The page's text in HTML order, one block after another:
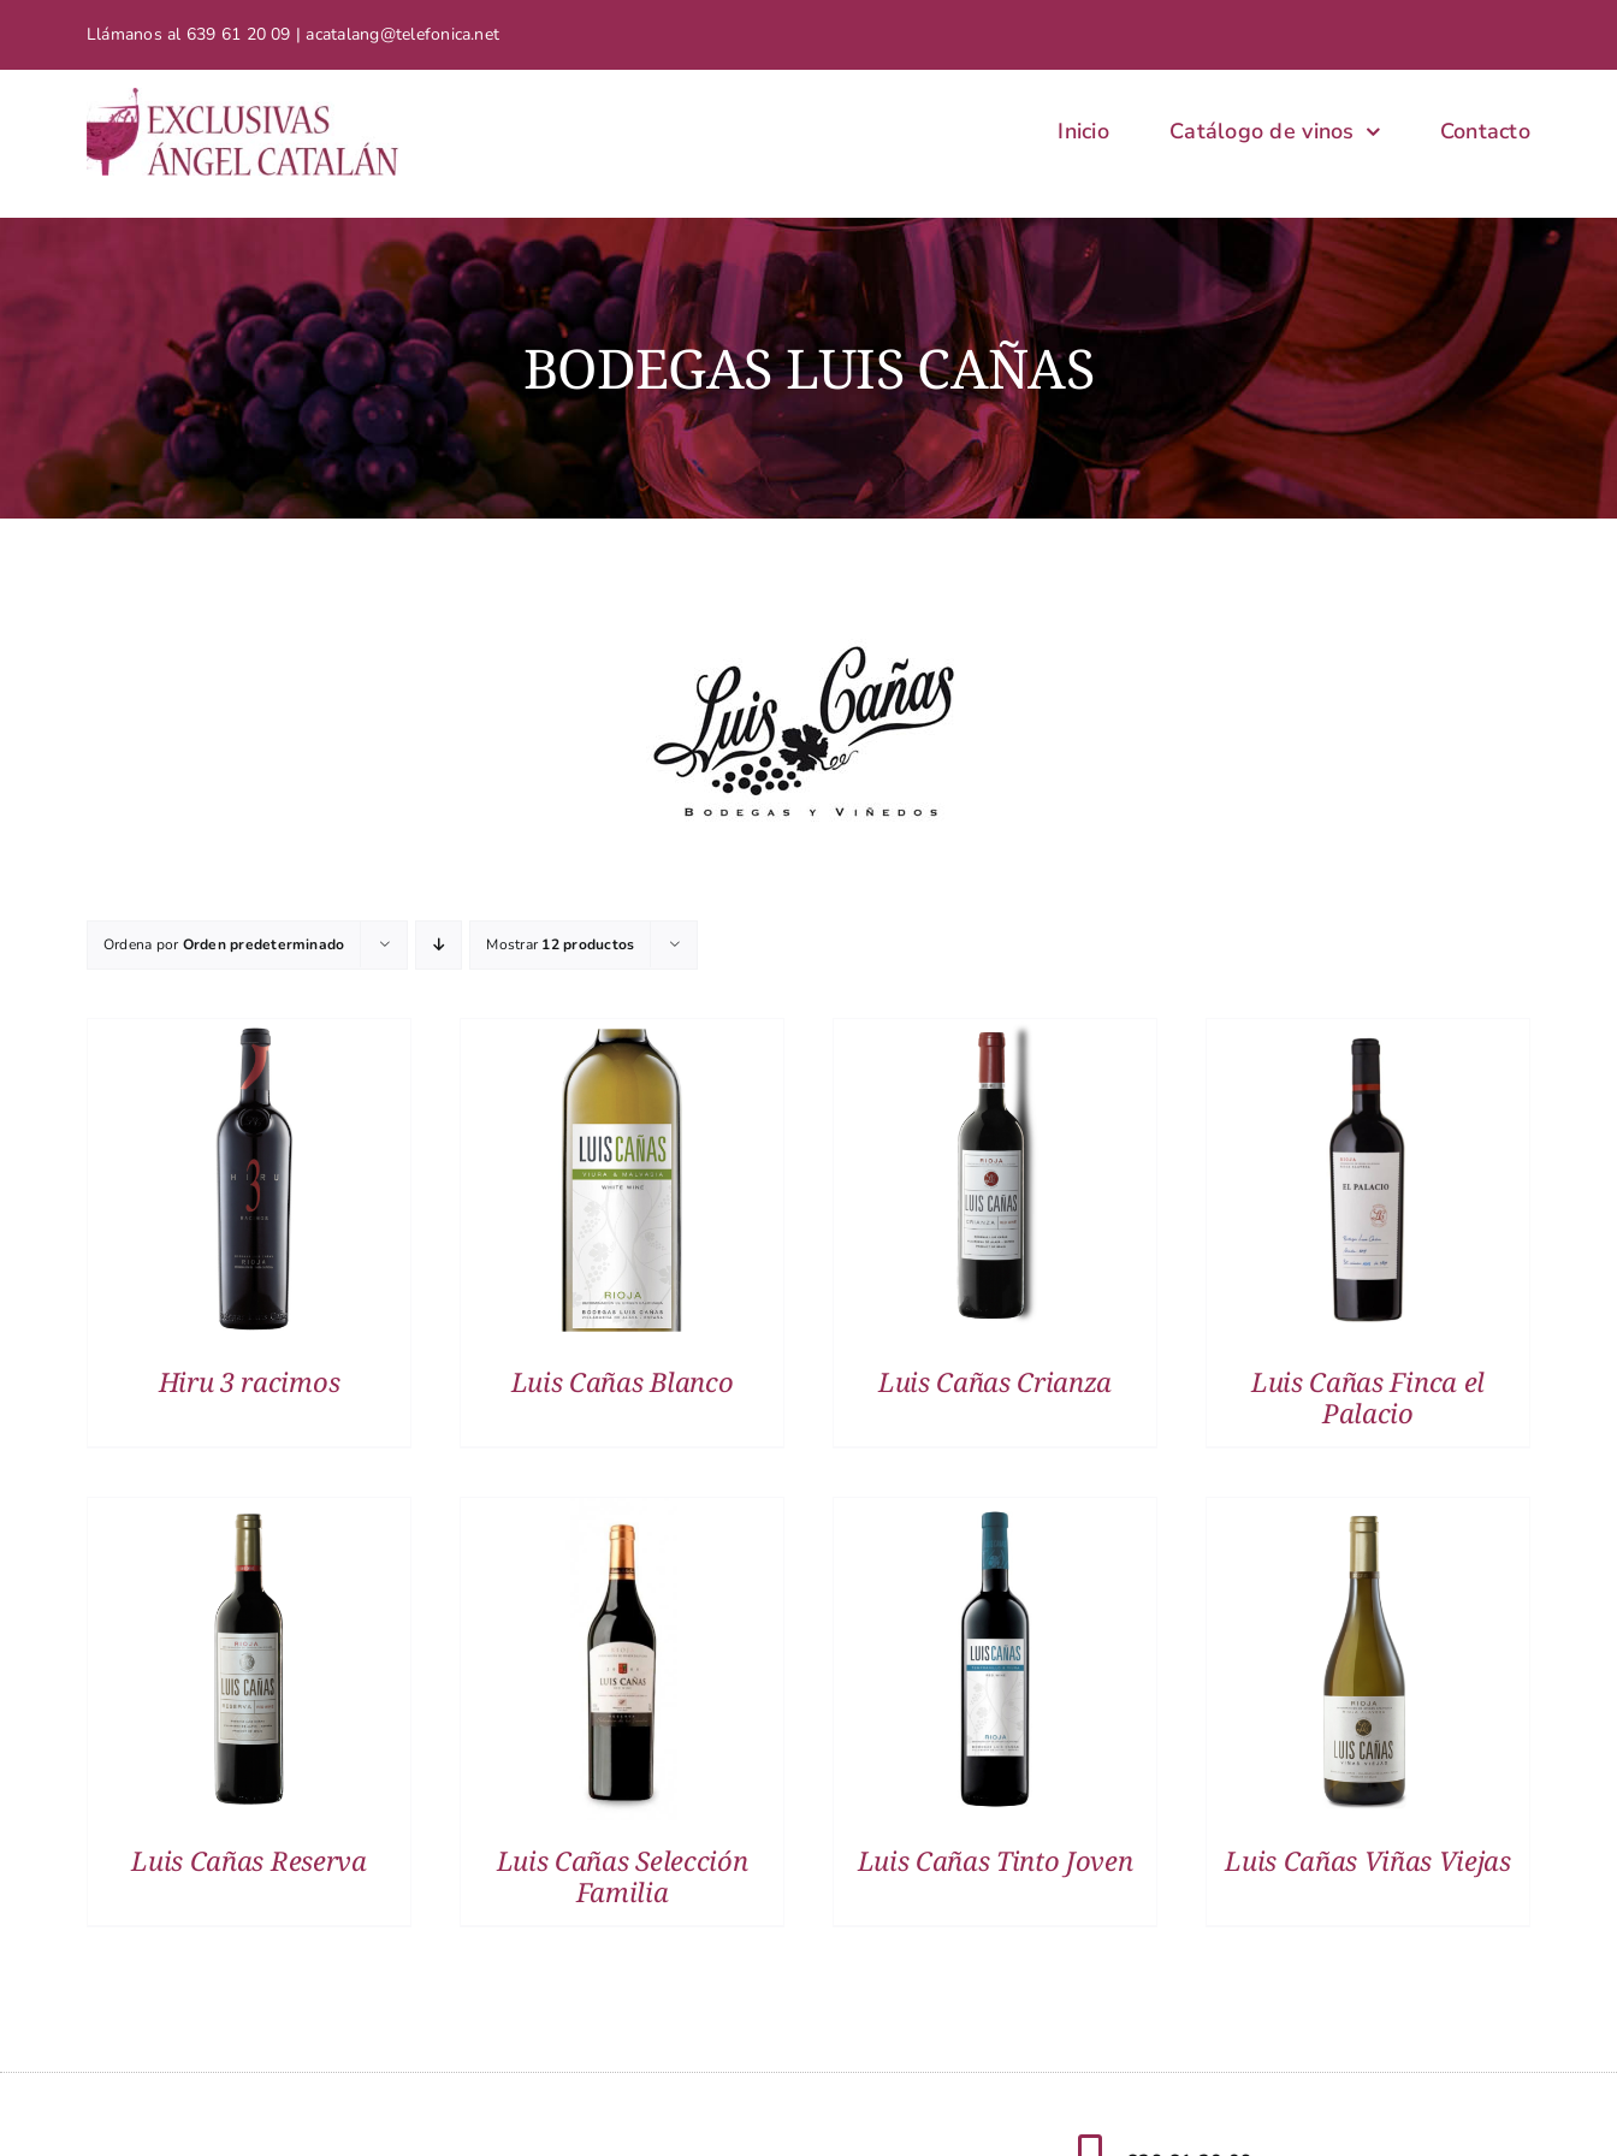
Llámanos al 639 61 20 09 | acatalang@telefonica.net
Inicio Catálogo de vinos Contacto
BODEGAS LUIS CAÑAS
Ordena porOrden predeterminado Mostrar12 productos
DETALLES
Hiru 3 racimos
DETALLES
Luis Cañas Blanco
DETALLES
Luis Cañas Crianza
DETALLES
Luis Cañas Finca el
Palacio
DETALLES
Luis Cañas Reserva
DETALLES
Luis Cañas Selección
Familia
DETALLES
Luis Cañas Tinto Joven
DETALLES
Luis Cañas Viñas Viejas